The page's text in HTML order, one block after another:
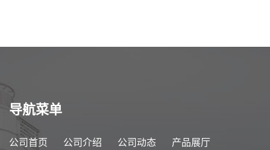
导航菜单
公司首页 公司介绍 公司动态 产品展厅